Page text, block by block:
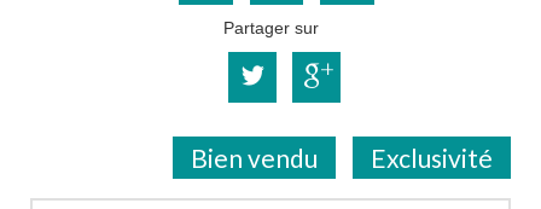
Partager sur
Bien vendu Exclusivité